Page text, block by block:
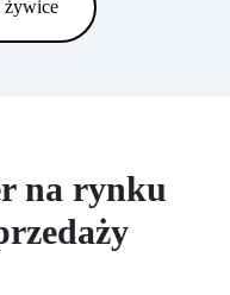
żywice
na rynku